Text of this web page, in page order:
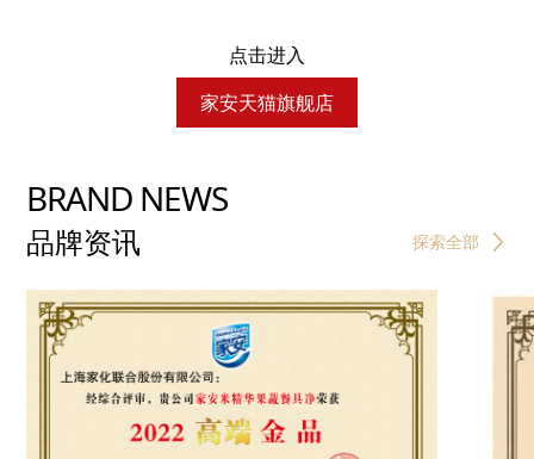
点击进入
家安天猫旗舰店
BRAND NEWS
品牌资讯 探索全部